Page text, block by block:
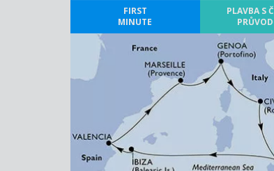
FIRST
MINUTE
PLAVBA S
ZOBRAZIT
16.06.2027 –
37 990
(1 570 €)